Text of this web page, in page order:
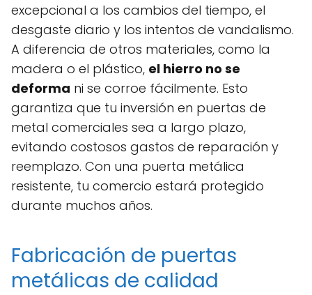
excepcional a los cambios del tiempo, el
desgaste diario y los intentos de vandalismo.
A diferencia de otros materiales, como la
madera o el plástico, el hierro no se
deforma ni se corroe fácilmente. Esto
garantiza que tu inversión en puertas de
metal comerciales sea a largo plazo,
evitando costosos gastos de reparación y
reemplazo. Con una puerta metálica
resistente, tu comercio estará protegido
durante muchos años.
Fabricación de puertas
metálicas de calidad